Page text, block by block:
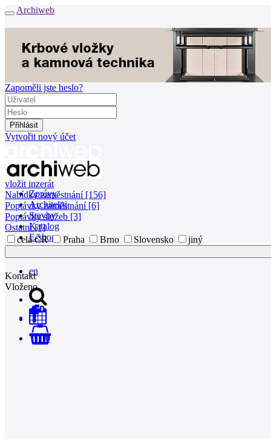
Archiweb
Zapoměli jste heslo?
Vytvořit nový účet
Zprávy
Architekti
Stavby
Katalog
E-shop
en
0
vložit inzerát
Nabídky zaměstnání [156]
Poptávky zaměstnání [6]
Poptávky služeb [3]
Ostatní [1]
celá ČR
Praha Brno Slovensko jiný
Kontakt
Vloženo